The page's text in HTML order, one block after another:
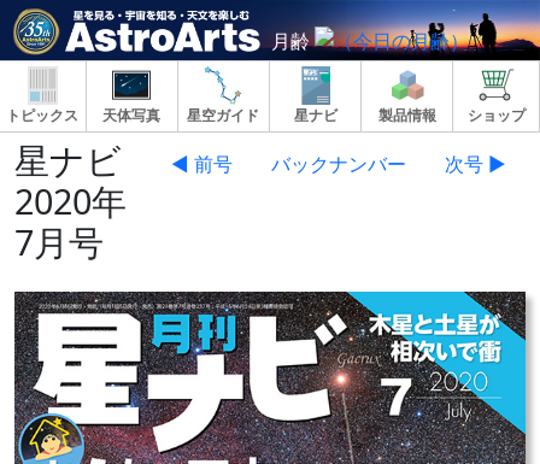
月齢
トピックス 天体写真 星空ガイド 星ナビ 製品情報 ショップ
星ナビ
2020年
7月号
◀ 前号 バックナンバー 次号 ▶